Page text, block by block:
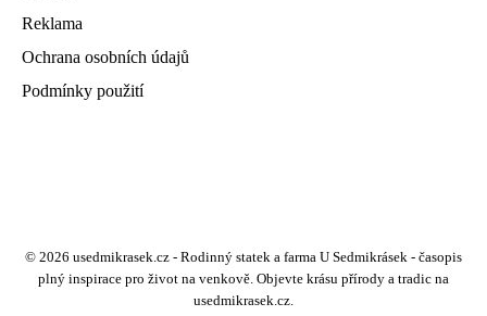
Reklama
Ochrana osobních údajů
Podmínky použití
© 2026 usedmikrasek.cz - Rodinný statek a farma U Sedmikrásek - časopis
plný inspirace pro život na venkově. Objevte krásu přírody a tradic na
usedmikrasek.cz.